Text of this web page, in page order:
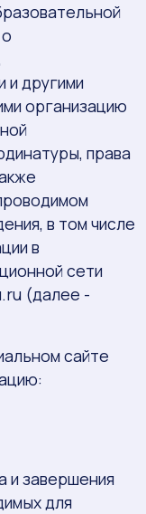
и другими
организацию
права
в том числе
в
сети
(далее -
сайте
и завершения
для